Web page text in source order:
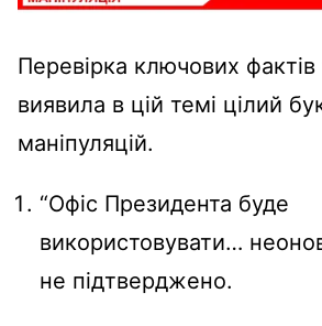
Перевірка ключових
виявила в цій темі цілий
маніпуляцій.
“Офіс Президента буде
використовувати…
не підтверджено.